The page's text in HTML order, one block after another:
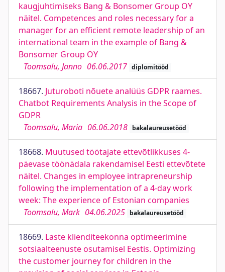
kaugjuhtimiseks Bang & Bonsomer Group OY
näitel. Competences and roles necessary for a
manager for an efficient remote leadership of an
international team in the example of Bang &
Bonsomer Group OY
Toomsalu, Janno 06.06.2017 diplomitööd
18667. Juturoboti nõuete analüüs GDPR raames.
Chatbot Requirements Analysis in the Scope of
GDPR
Toomsalu, Maria 06.06.2018 bakalaureusetööd
18668. Muutused töötajate ettevõtlikkuses 4-
päevase töönädala rakendamisel Eesti ettevõtete
näitel. Changes in employee intrapreneurship
following the implementation of a 4-day work
week: The experience of Estonian companies
Toomsalu, Mark 04.06.2025 bakalaureusetööd
18669. Laste klienditeekonna optimeerimine
sotsiaalteenuste osutamisel Eestis. Optimizing
the customer journey for children in the